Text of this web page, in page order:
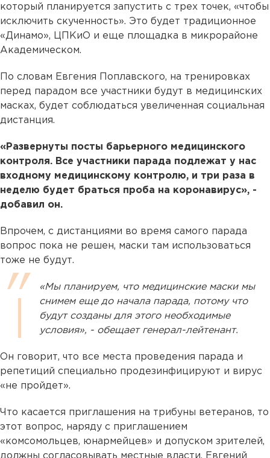
который планируется запустить с трех точек, «чтобы
исключить скученность». Это будет традиционное
«Динамо», ЦПКиО и еще площадка в микрорайоне
Академическом.
По словам Евгения Поплавского, на тренировках
перед парадом все участники будут в медицинских
масках, будет соблюдаться увеличенная социальная
дистанция.
«Развернуты посты барьерного медицинского
контроля. Все участники парада подлежат у нас
входному медицинскому контролю, и три раза в
неделю будет браться проба на коронавирус», -
добавил он.
Впрочем, с дистанциями во время самого парада
вопрос пока не решен, маски там использоваться
тоже не будут.
«Мы планируем, что медицинские маски мы
снимем еще до начала парада, потому что
будут созданы для этого необходимые
условия», - обещает генерал-лейтенант.
Он говорит, что все места проведения парада и
репетиций специально продезинфицируют и вирус
«не пройдет».
Что касается приглашения на трибуны ветеранов, то
этот вопрос, наряду с приглашением
«комсомольцев, юнармейцев» и допуском зрителей,
должны согласовывать местные власти. Евгений